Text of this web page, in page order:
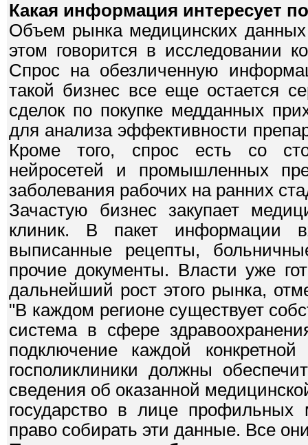
Какая информация интересует
Объем рынка медицинских
этом говорится в исследовании
Спрос на обезличенную
такой бизнес все еще остается
сделок по покупке медданных
для анализа эффективности
Кроме того, спрос есть со
нейросетей и промышленных
заболевания рабочих на ранних
Зачастую бизнес закупает
клиник. В пакет информации
выписанные рецепты,
прочие документы. Власти уже
дальнейший рост этого рынка,
"В каждом регионе существует
система в сфере
подключение каждой
госполиклиники должны
сведения об оказанной
государство в лице
право собирать эти данные. Все